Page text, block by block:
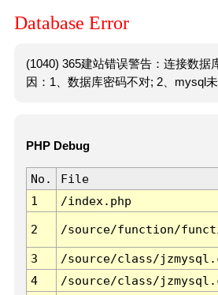
Database Error
(1040) 365建站错误警告：连接数据
因：1、数据库密码不对; 2、mysql未
PHP Debug
No. File
1
/index.php
2 /source/function/
3 /source/class/
4
/source/class/